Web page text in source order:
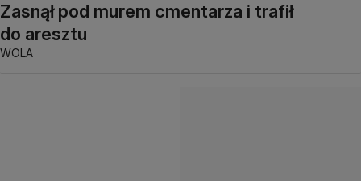
Zasnął pod murem cmentarza i trafił
do aresztu
WOLA